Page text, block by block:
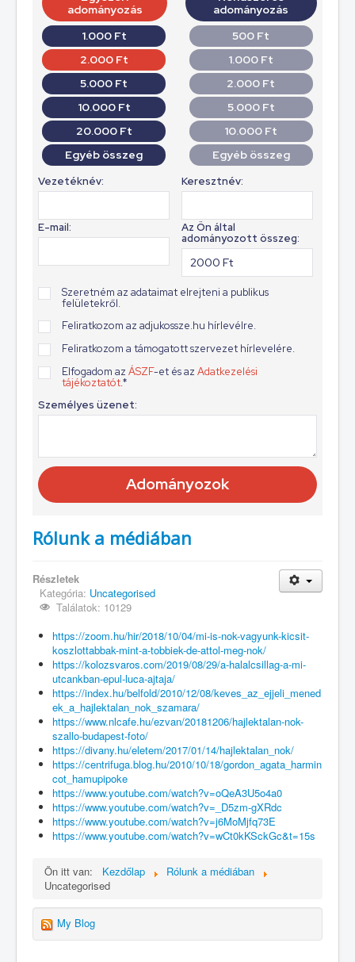
Rólunk a médiában
Részletek
Kategória: Uncategorised
Találatok: 10129
https://zoom.hu/hir/2018/10/04/mi-is-nok-vagyunk-kicsit-
koszlottabbak-mint-a-tobbiek-de-attol-meg-nok/
https://kolozsvaros.com/2019/08/29/a-halalcsillag-a-mi-
utcankban-epul-luca-ajtaja/
https://index.hu/belfold/2010/12/08/keves_az_ejjeli_mened
ek_a_hajlektalan_nok_szamara/
https://www.nlcafe.hu/ezvan/20181206/hajlektalan-nok-
szallo-budapest-foto/
https://divany.hu/eletem/2017/01/14/hajlektalan_nok/
https://centrifuga.blog.hu/2010/10/18/gordon_agata_harmin
cot_hamupipoke
https://www.youtube.com/watch?v=oQeA3U5o4a0
https://www.youtube.com/watch?v=_D5zm-gXRdc
https://www.youtube.com/watch?v=j6MoMjfq73E
https://www.youtube.com/watch?v=wCt0kKSckGc&t=15s
Ön itt van: Kezdőlap
Rólunk a médiában
Uncategorised
My Blog